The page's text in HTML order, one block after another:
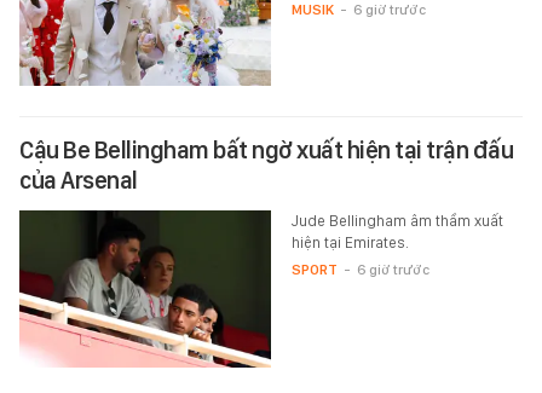
MUSIK - 6 giờ trước
Cậu Be Bellingham bất ngờ xuất hiện tại trận đấu
của Arsenal
Jude Bellingham âm thầm xuất
hiện tại Emirates.
SPORT - 6 giờ trước